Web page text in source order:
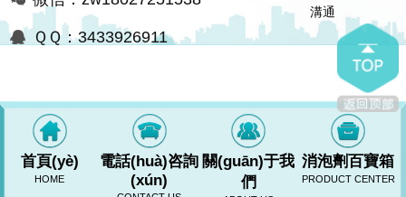
ＱＱ：3433926911
溝通
首頁(yè)
HOME
電話(huà)咨詢
(xún)
關(guān)于我
們
消泡劑百寶箱
PRODUCT CENTER